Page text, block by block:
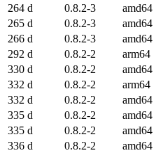
264 d
0.8.2-3 amd64
265 d
0.8.2-3 amd64
266 d
0.8.2-3 amd64
292 d
0.8.2-2 arm64
330 d
0.8.2-2 amd64
332 d
0.8.2-2 arm64
332 d
0.8.2-2 amd64
335 d
0.8.2-2 amd64
335 d
0.8.2-2 amd64
336 d
0.8.2-2 amd64